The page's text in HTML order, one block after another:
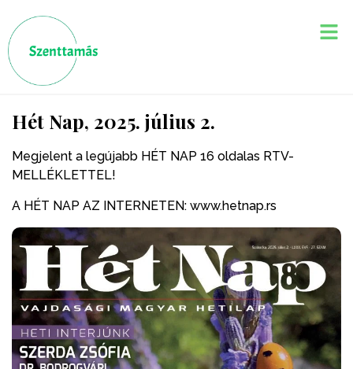
Hét Nap, 2025. július 2.
Megjelent a legújabb HÉT NAP 16 oldalas RTV-
MELLÉKLETTEL!
A HÉT NAP AZ INTERNETEN: www.hetnap.rs